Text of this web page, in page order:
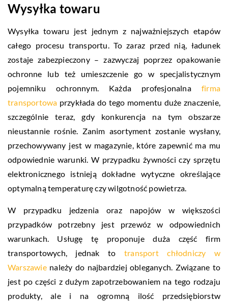
Wysyłka towaru
Wysyłka towaru jest jednym z najważniejszych etapów
całego procesu transportu. To zaraz przed nią, ładunek
zostaje zabezpieczony – zazwyczaj poprzez opakowanie
ochronne lub też umieszczenie go w specjalistycznym
pojemniku ochronnym. Każda profesjonalna firma
transportowa przykłada do tego momentu duże znaczenie,
szczególnie teraz, gdy konkurencja na tym obszarze
nieustannie rośnie. Zanim asortyment zostanie wysłany,
przechowywany jest w magazynie, które zapewnić ma mu
odpowiednie warunki. W przypadku żywności czy sprzętu
elektronicznego istnieją dokładne wytyczne określające
optymalną temperaturę czy wilgotność powietrza.
W przypadku jedzenia oraz napojów w większości
przypadków potrzebny jest przewóz w odpowiednich
warunkach. Usługę tę proponuje duża część firm
transportowych, jednak totransport chłodniczy w
Warszawienależy do najbardziej obleganych. Związane to
jest po części z dużym zapotrzebowaniem na tego rodzaju
produkty, ale i na ogromną ilość przedsiębiorstw